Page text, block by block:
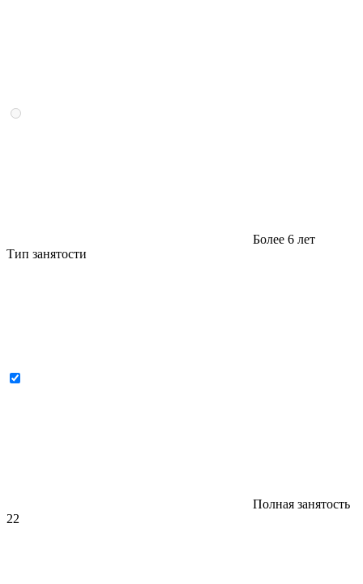
Более 6 лет
Тип занятости
Полная занятость
22